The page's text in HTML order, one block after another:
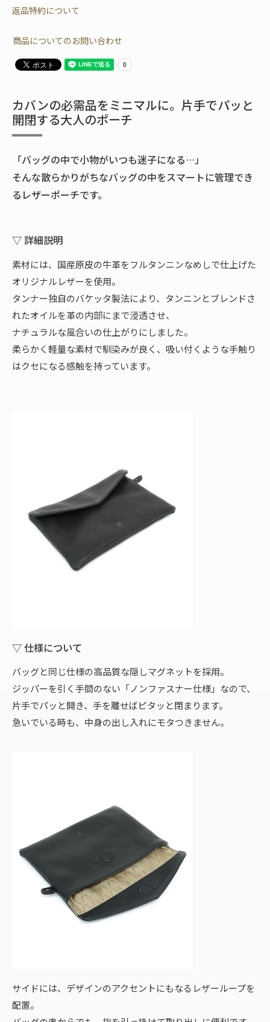
返品特約について
商品についてのお問い合わせ
カバンの必需品をミニマルに。片手でパッと
開閉する大人のポーチ
「バッグの中で小物がいつも迷子になる…」
そんな散らかりがちなバッグの中をスマートに管理でき
るレザーポーチです。
▽ 詳細説明
素材には、国産原皮の牛革をフルタンニンなめしで仕上げた
オリジナルレザーを使用。
タンナー独自のバケッタ製法により、タンニンとブレンドさ
れたオイルを革の内部にまで浸透させ、
ナチュラルな風合いの仕上がりにしました。
柔らかく軽量な素材で馴染みが良く、吸い付くような手触り
はクセになる感触を持っています。
▽ 仕様について
バッグと同じ仕様の高品質な隠しマグネットを採用。
ジッパーを引く手間のない「ノンファスナー仕様」なので、
片手でパッと開き、手を離せばピタッと閉まります。
急いでいる時も、中身の出し入れにモタつきません。
サイドには、デザインのアクセントにもなるレザーループを
配置。